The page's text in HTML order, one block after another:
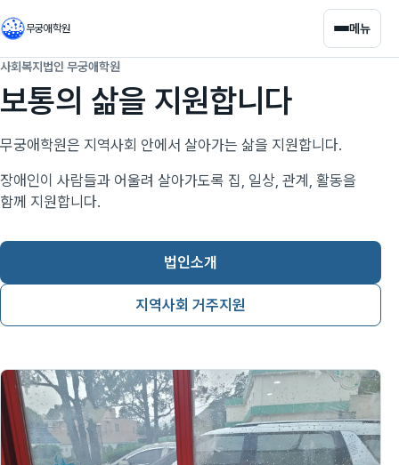
무궁애학원 메뉴
사회복지법인 무궁애학원
보통의 삶을 지원합니다
무궁애학원은 지역사회 안에서 살아가는 삶을 지원합니다.
장애인이 사람들과 어울려 살아가도록 집, 일상, 관계, 활동을
함께 지원합니다.
법인소개
지역사회 거주지원